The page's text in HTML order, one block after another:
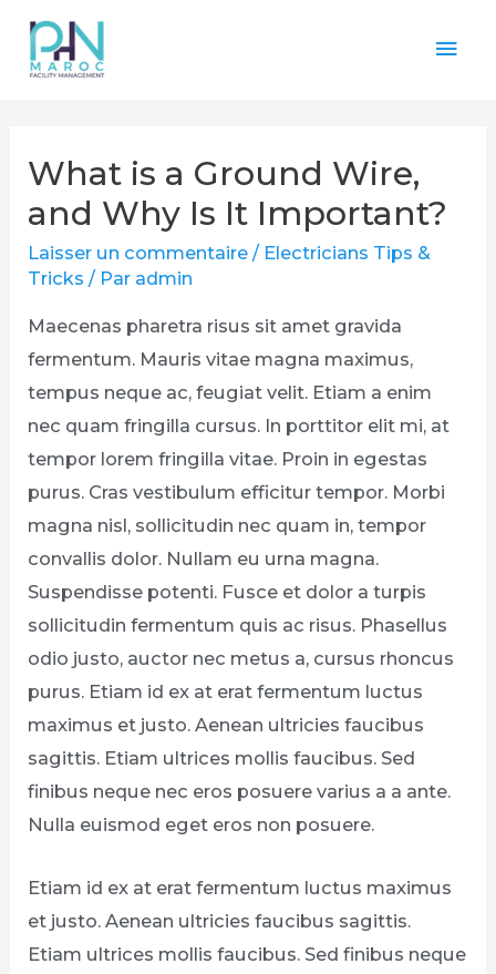
What is a Ground Wire,
and Why Is It Important?
Laisser un commentaire / Electricians Tips &
Tricks / Par admin
Maecenas pharetra risus sit amet gravida
fermentum. Mauris vitae magna maximus,
tempus neque ac, feugiat velit. Etiam a enim
nec quam fringilla cursus. In porttitor elit mi, at
tempor lorem fringilla vitae. Proin in egestas
purus. Cras vestibulum efficitur tempor. Morbi
magna nisl, sollicitudin nec quam in, tempor
convallis dolor. Nullam eu urna magna.
Suspendisse potenti. Fusce et dolor a turpis
sollicitudin fermentum quis ac risus. Phasellus
odio justo, auctor nec metus a, cursus rhoncus
purus. Etiam id ex at erat fermentum luctus
maximus et justo. Aenean ultricies faucibus
sagittis. Etiam ultrices mollis faucibus. Sed
finibus neque nec eros posuere varius a a ante.
Nulla euismod eget eros non posuere.
Etiam id ex at erat fermentum luctus maximus
et justo. Aenean ultricies faucibus sagittis.
Etiam ultrices mollis faucibus. Sed finibus neque